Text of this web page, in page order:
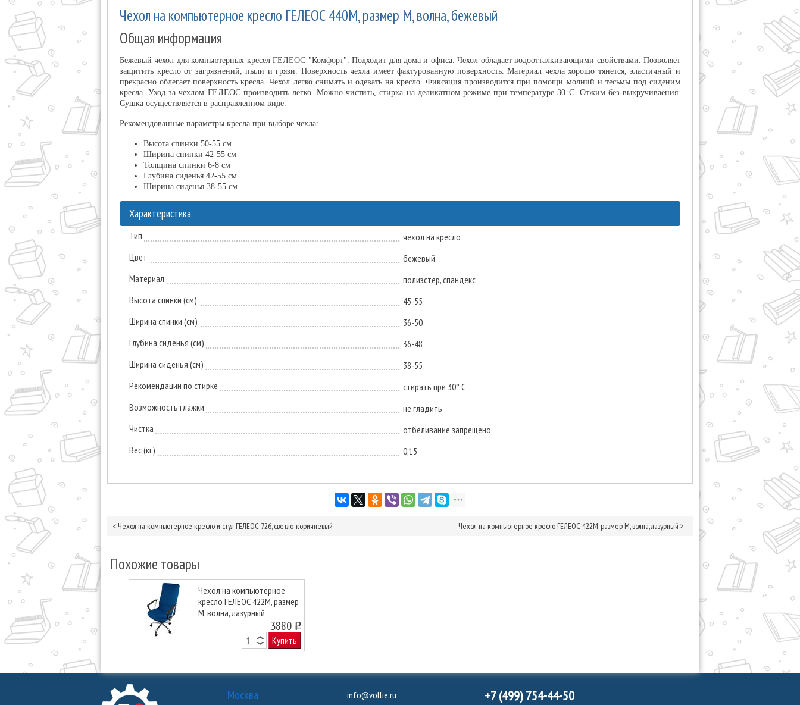
Чехол на компьютерное кресло ГЕЛЕОС 440М, размер М, волна, бежевый
Общая информация
Бежевый чехол для компьютерных кресел ГЕЛЕОС "Комфорт". Подходит для дома и офиса. Чехол обладает водоотталкивающими свойствами. Позволяет
защитить кресло от загрязнений, пыли и грязи. Поверхность чехла имеет фактурованную поверхность. Материал чехла хорошо тянется, эластичный и
прекрасно облегает поверхность кресла. Чехол легко снимать и одевать на кресло. Фиксация производится при помощи молний и тесьмы под сиденим
кресла. Уход за чехлом ГЕЛЕОС производить легко. Можно чистить, стирка на деликатном режиме при температуре 30 С. Отжим без выкручиваения.
Сушка осуществляется в расправленном виде.
Рекомендованные параметры кресла при выборе чехла:
Высота спинки 50-55 см
Ширина спинки 42-55 см
Толщина спинки 6-8 см
Глубина сиденья 42-55 см
Ширина сиденья 38-55 см
Характеристика
Тип
чехол на кресло
Цвет
бежевый
Материал
полиэстер, спандекс
Высота спинки (см)
45-55
Ширина спинки (см)
36-50
Глубина сиденья (см)
36-48
Ширина сиденья (см)
38-55
Рекомендации по стирке
стирать при 30° C
Возможность глажки
не гладить
Чистка
отбеливание запрещено
Вес (кг)
0,15
< Чехол на компьютерное кресло и стул ГЕЛЕОС 726, светло-коричневый Чехол на компьютерное кресло ГЕЛЕОС 422М, размер М, волна, лазурный >
Похожие товары
Чехол на компьютерное
кресло ГЕЛЕОС 422М, размер
М, волна, лазурный
3880 o
Купить
Москва info@vollie.ru +7 (499) 754-44-50